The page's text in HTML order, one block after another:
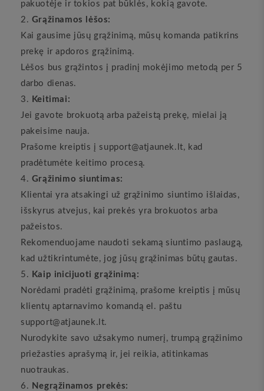
pakuotėje ir tokios pat būklės, kokią gavote.
Grąžinamos lėšos:
Kai gausime jūsų grąžinimą, mūsų komanda patikrins
prekę ir apdoros grąžinimą.
Lėšos bus grąžintos į pradinį mokėjimo metodą per 5
darbo dienas.
Keitimai:
Jei gavote brokuotą arba pažeistą prekę, mielai ją
pakeisime nauja.
Prašome kreiptis į support@atjaunek.lt, kad
pradėtumėte keitimo procesą.
Grąžinimo siuntimas:
Klientai yra atsakingi už grąžinimo siuntimo išlaidas,
išskyrus atvejus, kai prekės yra brokuotos arba
pažeistos.
Rekomenduojame naudoti sekamą siuntimo paslaugą,
kad užtikrintumėte, jog jūsų grąžinimas būtų gautas.
Kaip inicijuoti grąžinimą:
Norėdami pradėti grąžinimą, prašome kreiptis į mūsų
klientų aptarnavimo komandą el. paštu
support@atjaunek.lt.
Nurodykite savo užsakymo numerį, trumpą grąžinimo
priežasties aprašymą ir, jei reikia, atitinkamas
nuotraukas.
Negrąžinamos prekės: